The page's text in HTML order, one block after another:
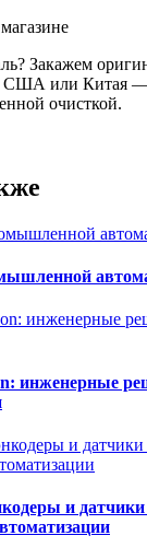
Закажем
США или Китая —
очисткой.
инженерные
и датчики